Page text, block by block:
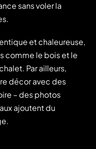
sans voler la
et chaleureuse,
comme le bois et le
Par ailleurs,
décor avec des
– des photos
ajoutent du